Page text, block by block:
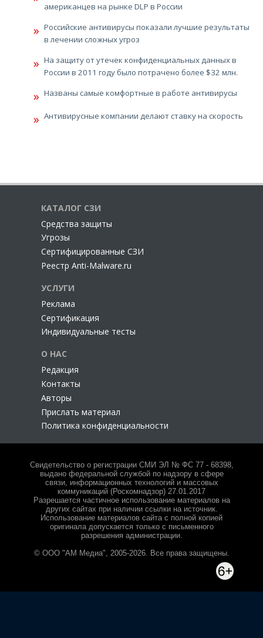
американцев на рынке DLP в России
Российские антивирусы показали лучшие результаты
в лечении сложных угроз
На защиту от утечек конфиденциальных данных в
России в 2011 году было потрачено более $32 млн.
Названы самые комфортные в работе антивирусы
Антивирусные компании делают ставку на скорость
КАТАЛОГ СЗИ
Cредства защиты
Угрозы
Сертифицированные СЗИ
Реестр Anti-Malware.ru
УСЛУГИ
Реклама
Сертификация
Индивидуальные тесты
О НАС
Редакция
Контакты
Авторы
Прислать материал
Политика конфиденциальности
Свидетельство о регистрации СМИ ЭЛ № ФС 77 - 68398,
выдано федеральной службой по надзору в сфере
связи, информационных технологий и массовых
коммуникаций (Роскомнадзор) 27.01.2017
Разрешается частичное использование материалов на
других сайтах при наличии ссылки на источник.
Использование материалов сайта с полной копией
оригинала допускается только с письменного
разрешения администрации.
© ООО "АМ Медиа", 2005-2026. Все права защищены.